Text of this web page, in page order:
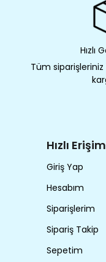
Hızlı
Tüm siparişleriniz
Hızlı Erişim
Giriş Yap
Hesabım
Siparişlerim
Sipariş Takip
Sepetim